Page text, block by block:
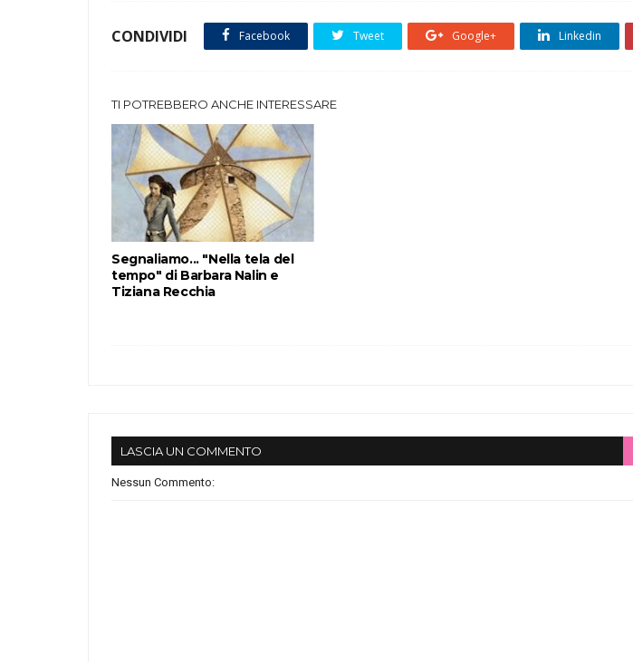
CONDIVIDI Facebook Tweet Google+ Linkedin
TI POTREBBERO ANCHE INTERESSARE
Segnaliamo... "Nella tela del
tempo" di Barbara Nalin e
Tiziana Recchia
LASCIA UN COMMENTO
Nessun Commento: